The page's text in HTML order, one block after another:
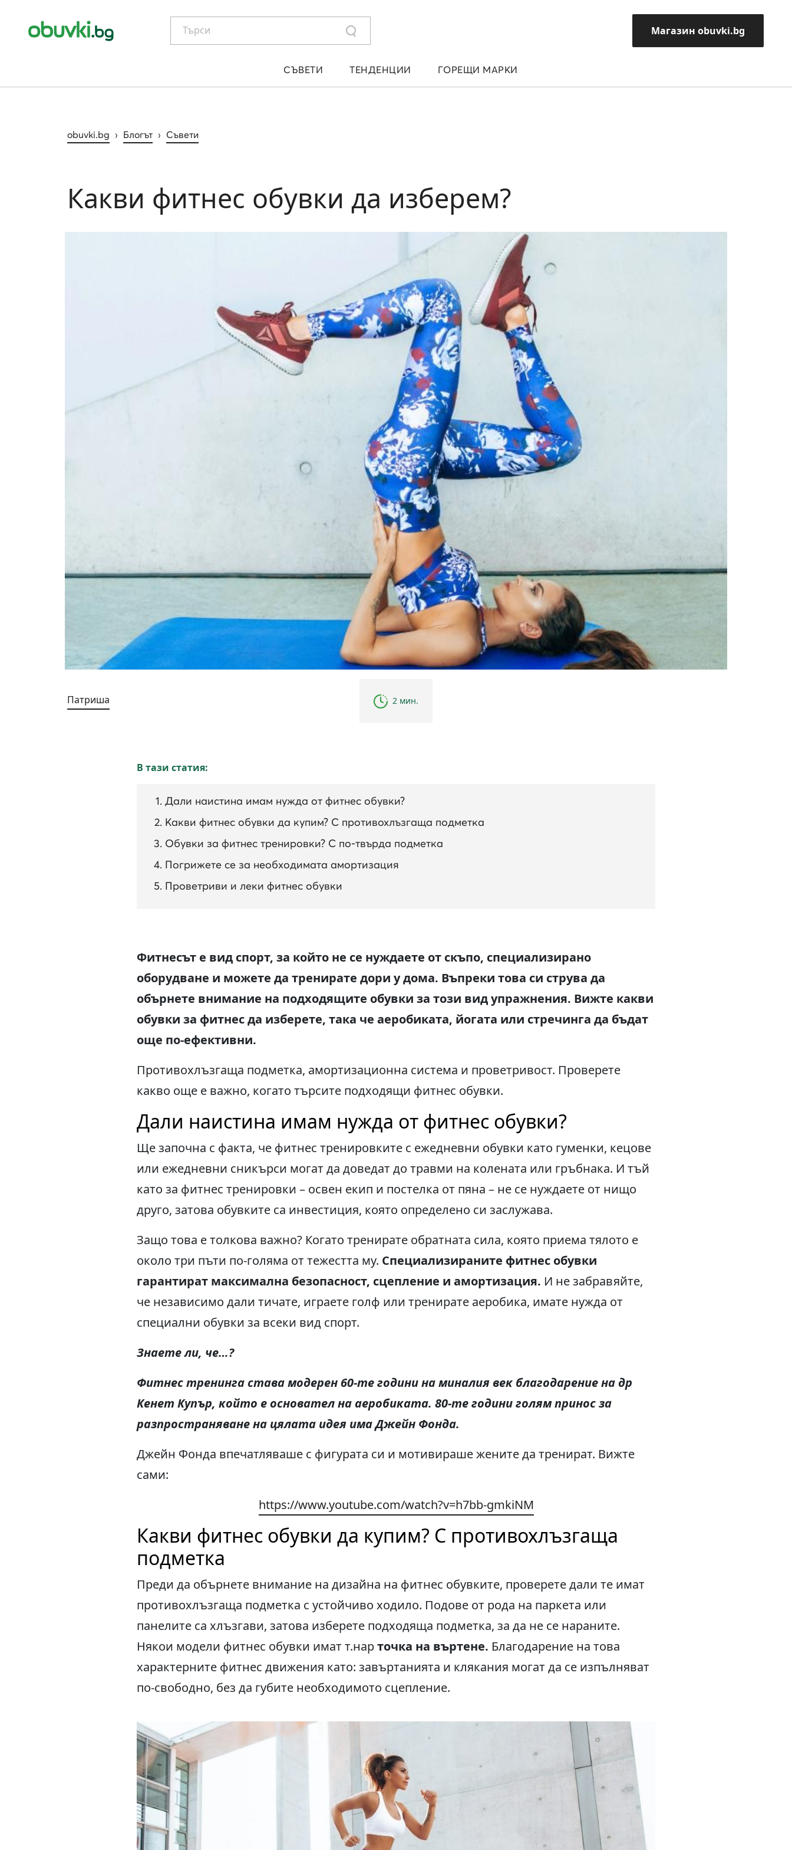
Търси Магазин obuvki.bg
СЪВЕТИ ТЕНДЕНЦИИ ГОРЕЩИ МАРКИ
obuvki.bg › Блогът › Съвети
Какви фитнес обувки да изберем?
Патриша 2 мин.
В тази статия:
Дали наистина имам нужда от фитнес обувки?
Какви фитнес обувки да купим? С противохлъзгаща подметка
Обувки за фитнес тренировки? С по-твърда подметка
Погрижете се за необходимата амортизация
Проветриви и леки фитнес обувки
Фитнесът е вид спорт, за който не се нуждаете от скъпо, специализирано
оборудване и можете да тренирате дори у дома. Въпреки това си струва да
обърнете внимание на подходящите обувки за този вид упражнения. Вижте какви
обувки за фитнес да изберете, така че аеробиката, йогата или стречинга да бъдат
още по-ефективни.
Противохлъзгаща подметка, амортизационна система и проветривост. Проверете
какво още е важно, когато търсите подходящи фитнес обувки.
Дали наистина имам нужда от фитнес обувки?
Ще започна с факта, че фитнес тренировките с ежедневни обувки като гуменки, кецове
или ежедневни сникърси могат да доведат до травми на колената или гръбнака. И тъй
като за фитнес тренировки – освен екип и постелка от пяна – не се нуждаете от нищо
друго, затова обувките са инвестиция, която определено си заслужава.
Защо това е толкова важно? Когато тренирате обратната сила, която приема тялото е
около три пъти по-голяма от тежестта му. Специализираните фитнес обувки
гарантират максимална безопасност, сцепление и амортизация. И не забравяйте,
че независимо дали тичате, играете голф или тренирате аеробика, имате нужда от
специални обувки за всеки вид спорт.
Знаете ли, че…?
Фитнес тренинга става модерен60-те години на миналия век благодарениена др
Кенет Купър, който е основател на аеробиката. 80-те години голям принос за
разпространяване на цялата идея има Джейн Фонда.
Джейн Фонда впечатляваше с фигурата си и мотивираше жените да тренират. Вижте
сами:
https://www.youtube.com/watch?v=h7bb-gmkiNM
Какви фитнес обувки да купим? С противохлъзгаща
подметка
Преди да обърнете внимание на дизайна на фитнес обувките, проверете дали те имат
противохлъзгаща подметка с устойчиво ходило. Подове от рода на паркета или
панелите са хлъзгави, затова изберете подходяща подметка, за да не се нараните.
Някои модели фитнес обувки имат т.нарточка на въртене. Благодарение на това
характерните фитнес движения като: завъртанията и клякания могат да се изпълняват
по-свободно, без да губите необходимото сцепление.